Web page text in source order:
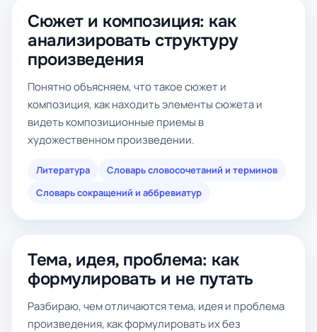
Сюжет и композиция: как
анализировать структуру
произведения
Понятно объясняем, что такое сюжет и
композиция, как находить элементы сюжета и
видеть композиционные приемы в
художественном произведении.
Литература
Словарь словосочетаний и терминов
Словарь сокращений и аббревиатур
Тема, идея, проблема: как
формулировать и не путать
Разбираю, чем отличаются тема, идея и проблема
произведения, как формулировать их без